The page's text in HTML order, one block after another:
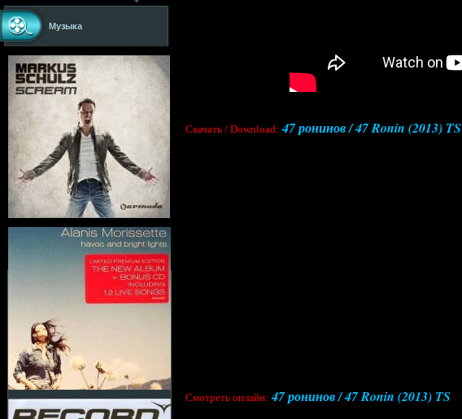
Музыка
Cкачать / Download: 47 ронинов / 47 Ronin (2013) TS
Cмотреть онлайн: 47 ронинов / 47 Ronin (2013) TS